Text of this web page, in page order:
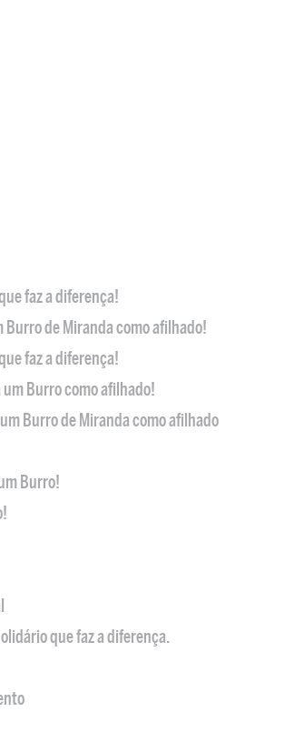
faz a diferença!
Burro de Miranda como afilhado!
faz a diferença!
Burro como afilhado!
Burro de Miranda como afilhado
Burro!
que faz a diferença.